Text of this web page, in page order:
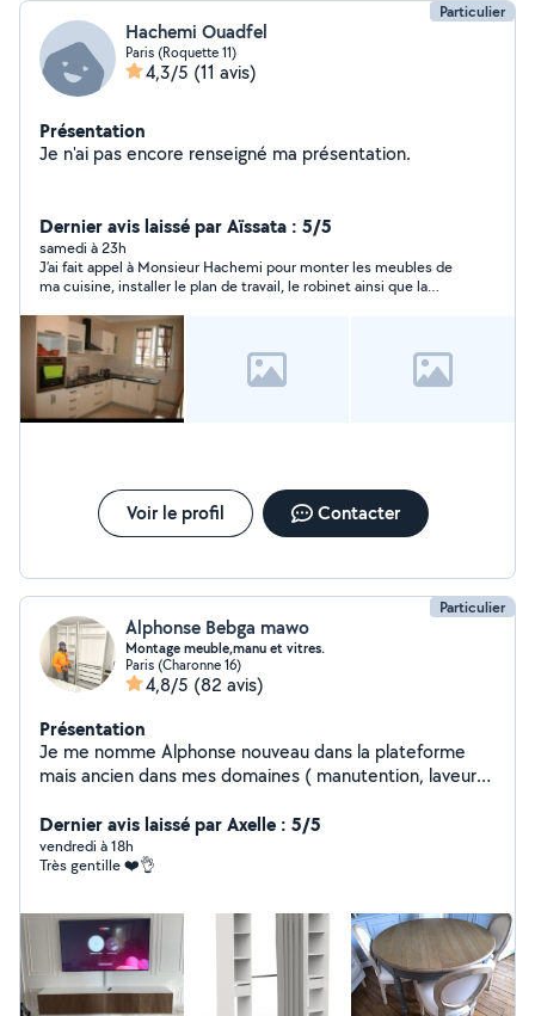
Particulier
Hachemi Ouadfel
Paris (Roquette 11)
4,3/5 (11 avis)
Présentation
Je n'ai pas encore renseigné ma présentation.
Dernier avis laissé par Aïssata : 5/5
samedi à 23h
J’ai fait appel à Monsieur Hachemi pour monter les meubles de
ma cuisine, installer le plan de travail, le robinet ainsi que la
serviable et d’une grande gentillesse. C’est une personne de
confiance qui tient ses engagements et respecte sa parole, ce
qui est très appréciable. Son travail est soigné, les finitions
sont impeccables et, en plus, ses tarifs sont très raisonnables.
Un excellent rapport qualité-prix ! Je suis entièrement
satisfaite de son intervention et je le recommande à 100 % les
Voir le profil Contacter
Particulier
Alphonse Bebga mawo
Montage meuble,manu et vitres.
Paris (Charonne 16)
4,8/5 (82 avis)
Présentation
Je me nomme Alphonse nouveau dans la plateforme
mais ancien dans mes domaines ( manutention, laveur
Homme fiable, respectueux ,sourire, dynamique et
Dernier avis laissé par Axelle : 5/5
vendredi à 18h
Très gentille ❤️👌